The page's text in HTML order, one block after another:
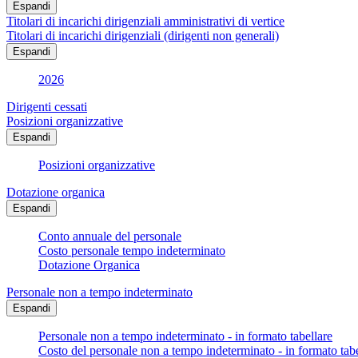
Espandi
Titolari di incarichi dirigenziali amministrativi di vertice
Titolari di incarichi dirigenziali (dirigenti non generali)
Espandi
2026
Dirigenti cessati
Posizioni organizzative
Espandi
Posizioni organizzative
Dotazione organica
Espandi
Conto annuale del personale
Costo personale tempo indeterminato
Dotazione Organica
Personale non a tempo indeterminato
Espandi
Personale non a tempo indeterminato - in formato tabellare
Costo del personale non a tempo indeterminato - in formato